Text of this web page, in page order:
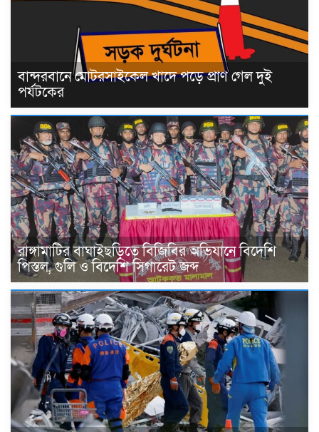
বান্দরবানে মোটরসাইকেল খাদে পড়ে প্রাণ গেল দুই
পর্যটকের
রাঙ্গামাটির বাঘাইছড়িতে বিজিবির অভিযানে বিদেশি
পিস্তল, গুলি ও বিদেশি সিগারেট জব্দ